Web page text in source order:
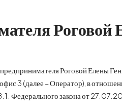
предпринимателя Роговой
3 (далее – Оператор), в
Федерального закона от